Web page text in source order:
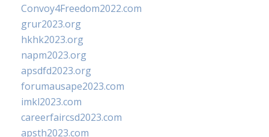
Convoy4Freedom2022.com
grur2023.org
hkhk2023.org
napm2023.org
apsdfd2023.org
forumausape2023.com
imkl2023.com
careerfaircsd2023.com
apsth2023.com